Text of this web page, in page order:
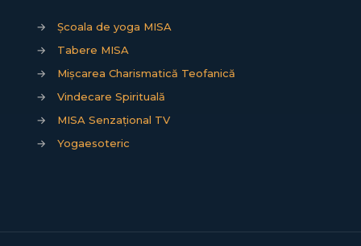
→
Școala de yoga MISA
→
Tabere MISA
→
Mișcarea Charismatică Teofanică
→
Vindecare Spirituală
→
MISA Senzațional TV
→
Yogaesoteric